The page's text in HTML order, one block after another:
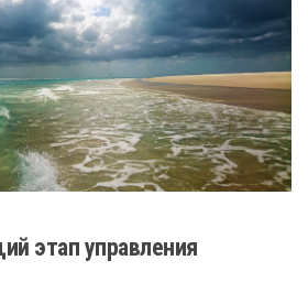
этап управления